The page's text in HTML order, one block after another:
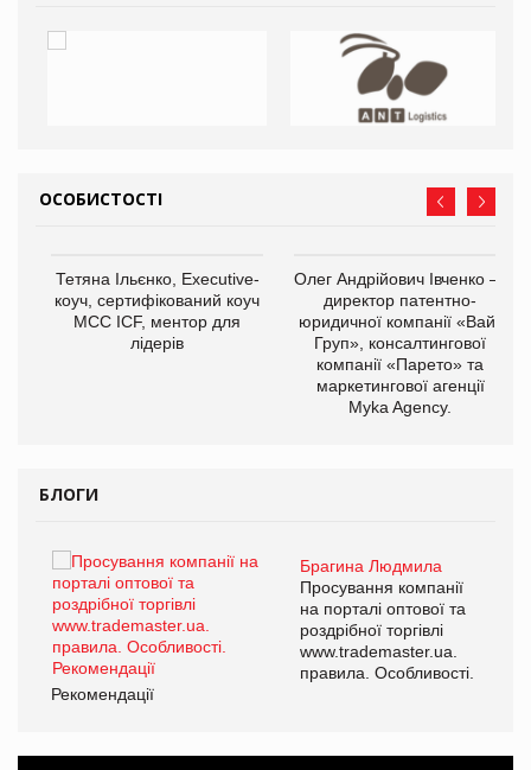
ОСОБИСТОСТІ
Тетяна Ільєнко, Executive-
коуч, сертифікований коуч
МСС ICF, ментор для
лідерів
Олег Андрійович Івченко —
директор патентно-
юридичної компанії «Вайз
Груп», консалтингової
компанії «Парето» та
маркетингової агенції
Myka Agency.
БЛОГИ
Брагина Людмила
Просування компанії
на порталі оптової та
роздрібної торгівлі
www.trademaster.ua.
правила. Особливості.
Рекомендації